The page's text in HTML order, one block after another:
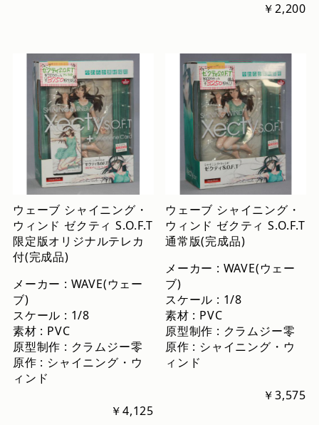
￥2,200
ウェーブ シャイニング・
ウィンド ゼクティ S.O.F.T
限定版オリジナルテレカ
付(完成品)
メーカー : WAVE(ウェー
ブ)
スケール : 1/8
素材 : PVC
原型制作 : クラムジー零
原作 : シャイニング・ウ
ィンド
￥4,125
ウェーブ シャイニング・
ウィンド ゼクティ S.O.F.T
通常版(完成品)
メーカー : WAVE(ウェー
ブ)
スケール : 1/8
素材 : PVC
原型制作 : クラムジー零
原作 : シャイニング・ウ
ィンド
￥3,575